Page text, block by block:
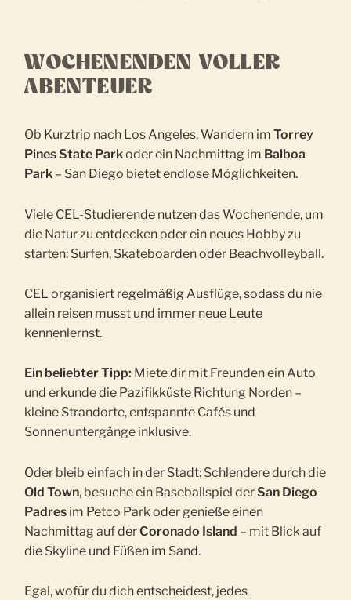
WOCHENENDEN VOLLER
ABENTEUER
Ob Kurztrip nach Los Angeles, Wandern imTorrey
Pines State Parkoder ein Nachmittag im Balboa
Park – San Diego bietet endlose Möglichkeiten.
Viele CEL-Studierende nutzen das Wochenende, um
die Natur zu entdecken oder ein neues Hobby zu
starten: Surfen, Skateboarden oder Beachvolleyball.
CEL organisiert regelmäßig Ausflüge, sodass du nie
allein reisen musst und immer neue Leute
kennenlernst.
Ein beliebter Tipp: Miete dir mit Freunden ein Auto
und erkunde die Pazifikküste Richtung Norden –
kleine Strandorte, entspannte Cafés und
Sonnenuntergänge inklusive.
Oder bleib einfach in der Stadt: Schlendere durch die
Old Town, besuche ein Baseballspiel derSan Diego
Padres im Petco Park oder genieße einen
Nachmittag auf derCoronado Island – mit Blick auf
die Skyline und Füßen im Sand.
Egal, wofür du dich entscheidest, jedes